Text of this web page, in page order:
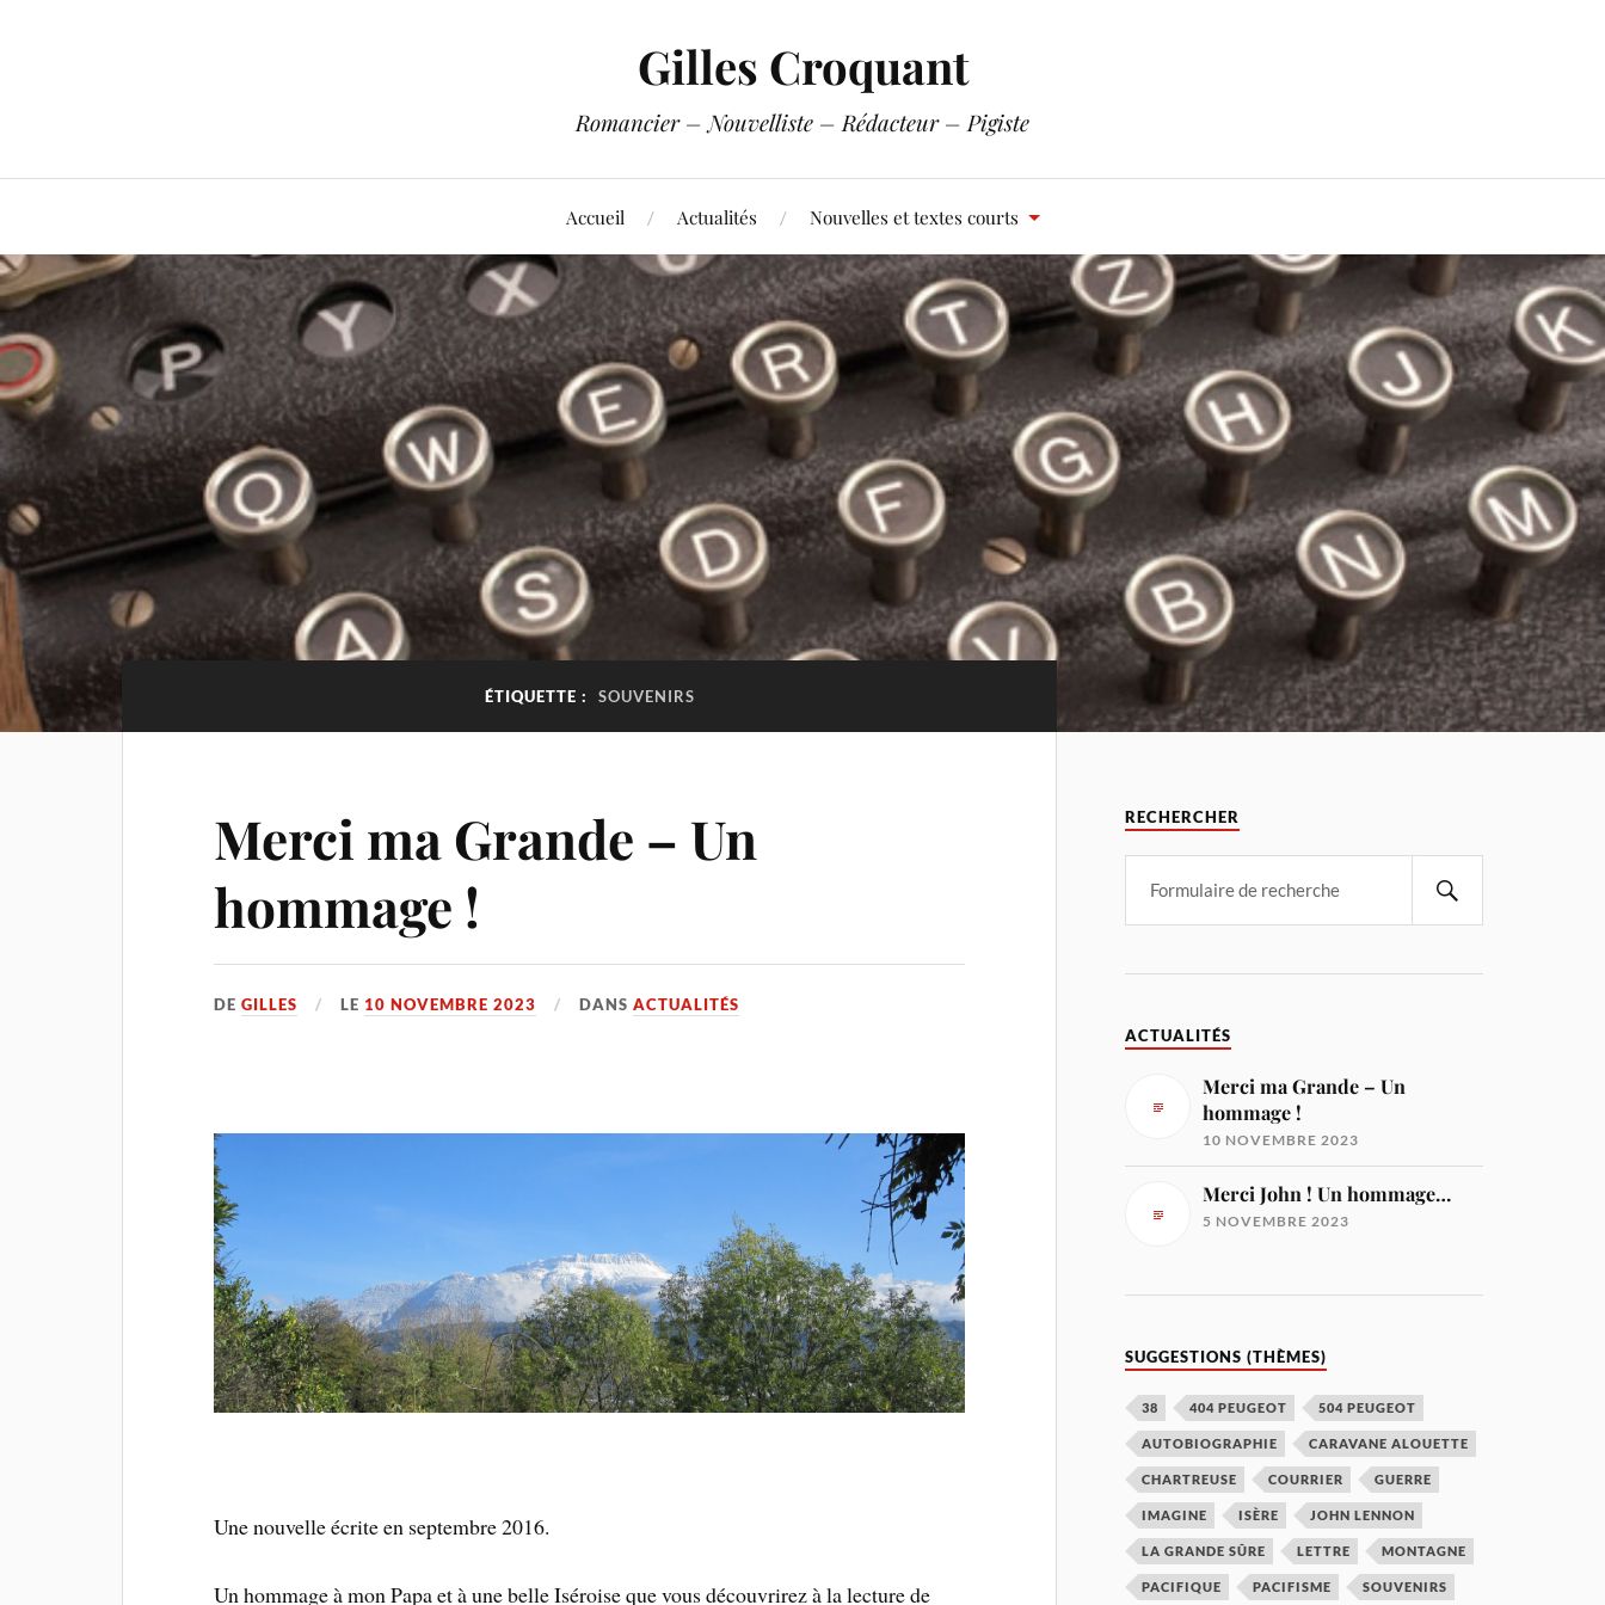
Gilles Croquant
Romancier – Nouvelliste – Rédacteur – Pigiste
Accueil Actualités Nouvelles et textes courts
ÉTIQUETTE : SOUVENIRS
Merci ma Grande – Un
hommage !
DEGILLES LE 10 NOVEMBRE 2023 DANSACTUALITÉS
Une nouvelle écrite en septembre 2016.
Un hommage à mon Papa et à une belle Iséroise que vous découvrirez à la lecture de
RECHERCHER
ACTUALITÉS
Merci ma Grande – Un
hommage !
10 NOVEMBRE 2023
Merci John ! Un hommage…
5 NOVEMBRE 2023
SUGGESTIONS (THÈMES)
38 404 PEUGEOT 504 PEUGEOT
AUTOBIOGRAPHIE CARAVANE ALOUETTE
CHARTREUSE COURRIER GUERRE
IMAGINE ISÈRE JOHN LENNON
LA GRANDE SÛRE LETTRE MONTAGNE
PACIFIQUE PACIFISME SOUVENIRS